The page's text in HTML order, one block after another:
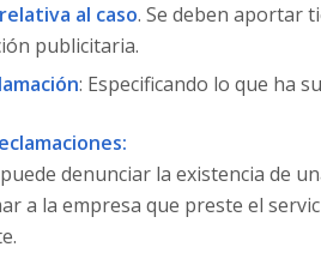
al caso. Se deben aportar
publicitaria.
: Especificando lo que ha
denunciar la existencia de
a la empresa que preste el